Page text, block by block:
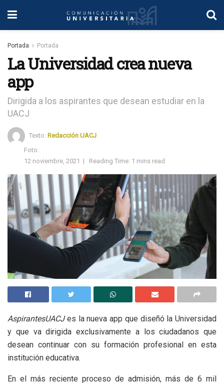
Portada Portada
La Universidad crea nueva
app
Dirigida a los aspirantes que desean estudiar en la
UACJ
Texto: Redacción UACJ
Foto:
12 noviembre, 2021 | Reading Time: 1 mins read
AspirantesUACJes la nueva app que diseñó la Universidad
y que va dirigida exclusivamente a los ciudadanos que
desean continuar con su formación profesional en esta
institución educativa.
En el más reciente proceso de admisión, más de 6 mil